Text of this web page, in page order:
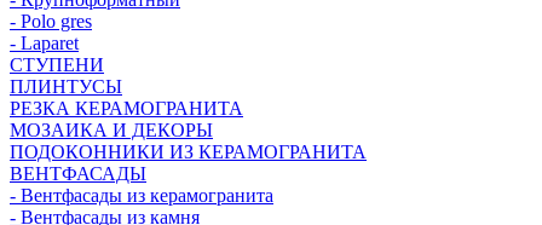
- Polo gres
- Laparet
СТУПЕНИ
ПЛИНТУСЫ
РЕЗКА КЕРАМОГРАНИТА
МОЗАИКА И ДЕКОРЫ
ПОДОКОННИКИ ИЗ КЕРАМОГРАНИТА
ВЕНТФАСАДЫ
- Вентфасады из керамогранита
- Вентфасады из камня